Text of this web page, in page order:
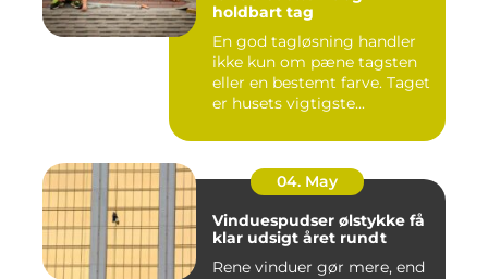
holdbart tag
En god tagløsning handler
ikke kun om pæne tagsten
eller en bestemt farve. Taget
er husets vigtigste...
04. May
Vinduespudser ølstykke få
klar udsigt året rundt
Rene vinduer gør mere, end